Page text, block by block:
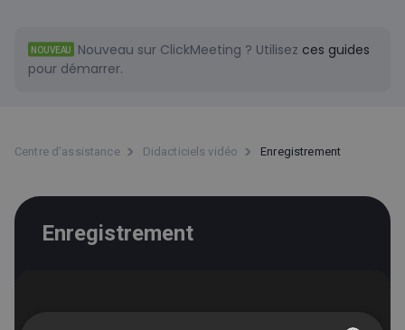
NOUVEAU Nouveau sur ClickMeeting ? Utilisez ces guides
pour démarrer.
Centre d’assistance Didacticiels vidéo Enregistrement
Enregistrement